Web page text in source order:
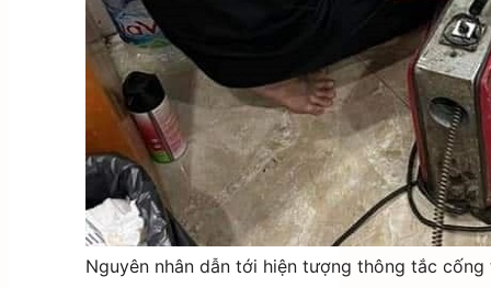
Nguyên nhân dẫn tới hiện tượng thông tắc cống